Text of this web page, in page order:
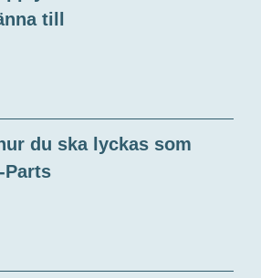
till
du ska lyckas som
Parts